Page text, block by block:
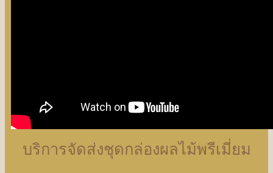
บริการจัดส่งชุดกล่องผลไม้พรีเมี่ยม